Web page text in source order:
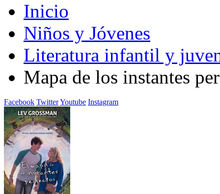
Inicio
Niños y Jóvenes
Literatura infantil y
Mapa de los instantes
Facebook TwitterYoutube Instagram